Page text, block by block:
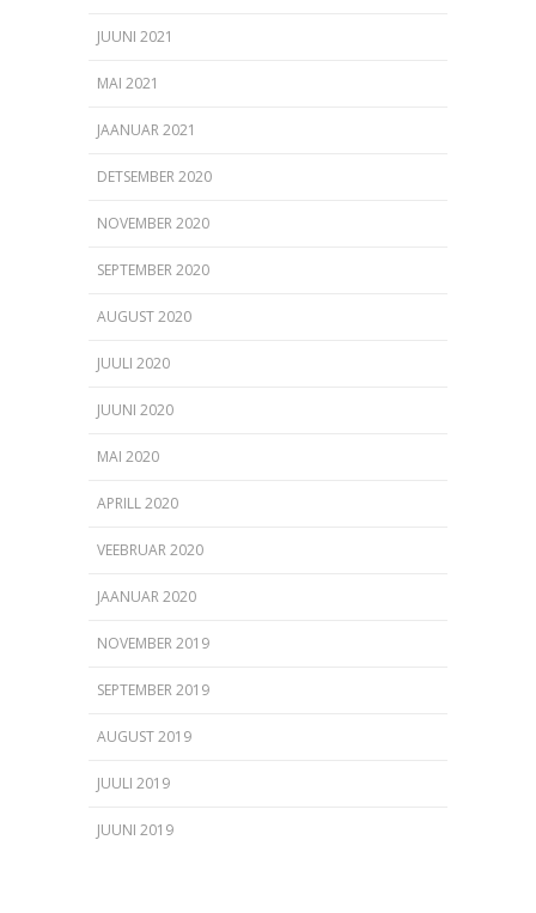
JUUNI 2021
MAI 2021
JAANUAR 2021
DETSEMBER 2020
NOVEMBER 2020
SEPTEMBER 2020
AUGUST 2020
JUULI 2020
JUUNI 2020
MAI 2020
APRILL 2020
VEEBRUAR 2020
JAANUAR 2020
NOVEMBER 2019
SEPTEMBER 2019
AUGUST 2019
JUULI 2019
JUUNI 2019